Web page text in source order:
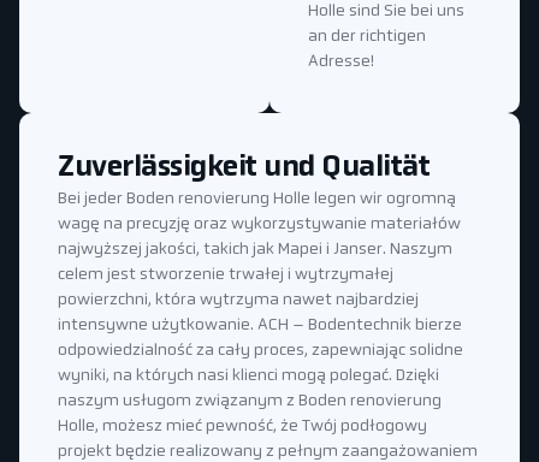
Holle sind Sie bei uns
an der richtigen
Adresse!
Zuverlässigkeit und Qualität
Bei jeder Boden renovierung Holle legen wir ogromną
wagę na precyzję oraz wykorzystywanie materiałów
najwyższej jakości, takich jak Mapei i Janser. Naszym
celem jest stworzenie trwałej i wytrzymałej
powierzchni, która wytrzyma nawet najbardziej
intensywne użytkowanie. ACH – Bodentechnik bierze
odpowiedzialność za cały proces, zapewniając solidne
wyniki, na których nasi klienci mogą polegać. Dzięki
naszym usługom związanym z Boden renovierung
Holle, możesz mieć pewność, że Twój podłogowy
projekt będzie realizowany z pełnym zaangażowaniem